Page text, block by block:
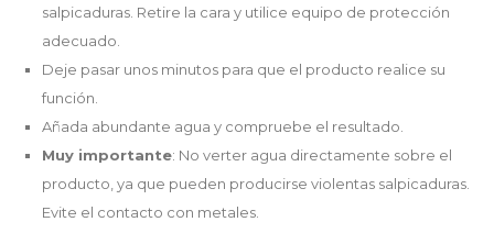
salpicaduras. Retire la cara y utilice equipo de protección
adecuado.
Deje pasar unos minutos para que el producto realice su
función.
Añada abundante agua y compruebe el resultado.
Muy importante: No verter agua directamente sobre el
producto, ya que pueden producirse violentas salpicaduras.
Evite el contacto con metales.